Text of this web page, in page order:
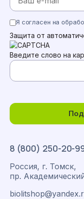
8 (800) 250-20-
Россия, г. Томск,
пр.
Я согласен на
Защита от
Введите слово на